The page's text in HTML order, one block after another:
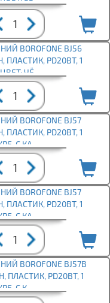
BOROFONE BJ56
ПЛАСТИК, PD20ВТ, 1
ЧЁ
BOROFONE BJ57
ПЛАСТИК, PD20ВТ, 1
C КА
BOROFONE BJ57
ПЛАСТИК, PD20ВТ, 1
C КА
BOROFONE BJ57B
ПЛАСТИК, PD20ВТ, 1
C К